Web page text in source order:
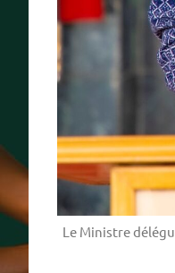
Le Ministre